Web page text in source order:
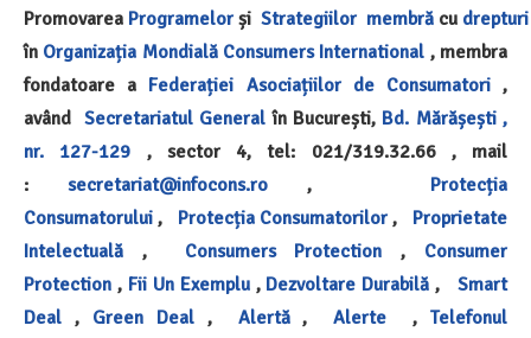
Promovarea Programelor și Strategiilor membră cu drepturi
în Organizația Mondială Consumers International , membra
fondatoare a Federației Asociațiilor de Consumatori,
având Secretariatul General în București, Bd. Mărășești ,
nr. 127-129 , sector 4, tel: 021/319.32.66 , mail
:secretariat@infocons.ro , Protecția
Consumatorului , Protecția Consumatorilor , Proprietate
Intelectuală , Consumers Protection , Consumer
Protection , Fii Un Exemplu, Dezvoltare Durabilă ,Smart
Deal , Green Deal, Alertă,Alerte ,Telefonul